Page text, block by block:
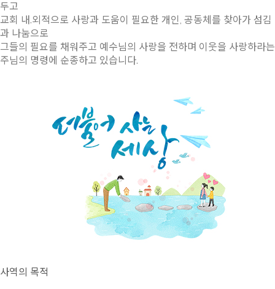
두고
교회 내.외적으로 사랑과 도움이 필요한 개인, 공동체를 찾아가 섬김
과 나눔으로
그들의 필요를 채워주고 예수님의 사랑을 전하며 이웃을 사랑하라는
주님의 명령에 순종하고 있습니다.
사역의 목적